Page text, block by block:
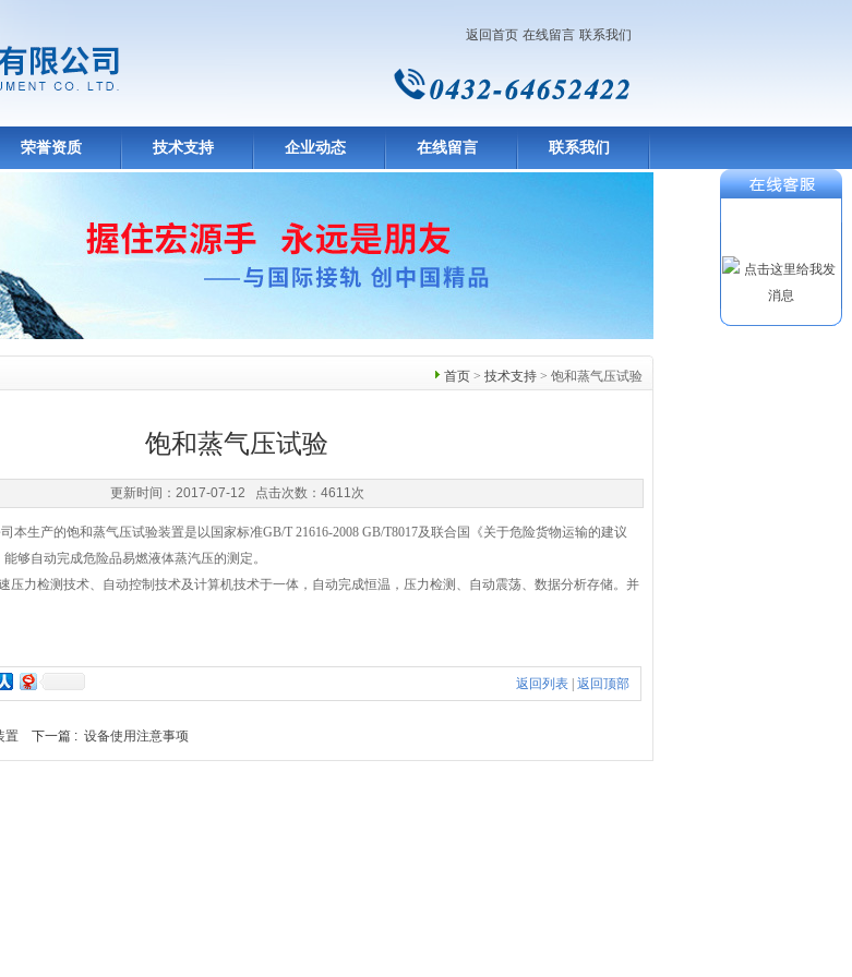
返回首页 在线留言 联系我们
荣誉资质 技术支持 企业动态 在线留言 联系我们
首页 > 技术支持 > 饱和蒸气压试验
饱和蒸气压试验
更新时间：2017-07-12 点击次数：4611次
本生产的饱和蒸气压试验装置是以国家标准GB/T 21616-2008 GB/T8017及联合国《关于危险货物运输的建议
能够自动完成危险品易燃液体蒸汽压的测定。
压力检测技术、自动控制技术及计算机技术于一体，自动完成恒温，压力检测、自动震荡、数据分析存储。 并
返回列表 返回顶部
置 下一篇 : 设备使用注意事项